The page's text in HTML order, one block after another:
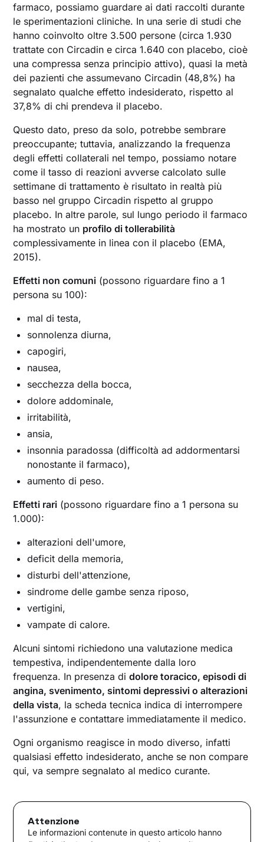
farmaco, possiamo guardare ai dati raccolti durante
le sperimentazioni cliniche. In una serie di studi che
hanno coinvolto oltre 3.500 persone (circa 1.930
trattate con Circadin e circa 1.640 con placebo, cioè
una compressa senza principio attivo), quasi la metà
dei pazienti che assumevano Circadin (48,8%) ha
segnalato qualche effetto indesiderato, rispetto al
37,8% di chi prendeva il placebo.
Questo dato, preso da solo, potrebbe sembrare
preoccupante; tuttavia, analizzando la frequenza
degli effetti collaterali nel tempo, possiamo notare
come il tasso di reazioni avverse calcolato sulle
settimane di trattamento è risultato in realtà più
basso nel gruppo Circadin rispetto al gruppo
placebo. In altre parole, sul lungo periodo il farmaco
ha mostrato un profilo di tollerabilità
complessivamente in linea con il placebo (EMA,
2015).
Effetti non comuni (possono riguardare fino a 1
persona su 100):
mal di testa,
sonnolenza diurna,
capogiri,
nausea,
secchezza della bocca,
dolore addominale,
irritabilità,
ansia,
insonnia paradossa (difficoltà ad addormentarsi
nonostante il farmaco),
aumento di peso.
Effetti rari (possono riguardare fino a 1 persona su
1.000):
alterazioni dell'umore,
deficit della memoria,
disturbi dell'attenzione,
sindrome delle gambe senza riposo,
vertigini,
vampate di calore.
Alcuni sintomi richiedono una valutazione medica
tempestiva, indipendentemente dalla loro
frequenza. In presenza didolore toracico, episodi di
angina, svenimento, sintomi depressivi o alterazioni
della vista, la scheda tecnica indica di interrompere
l'assunzione e contattare immediatamente il medico.
Ogni organismo reagisce in modo diverso, infatti
qualsiasi effetto indesiderato, anche se non compare
qui, va sempre segnalato al medico curante.
Attenzione
Le informazioni contenute in questo articolo hanno